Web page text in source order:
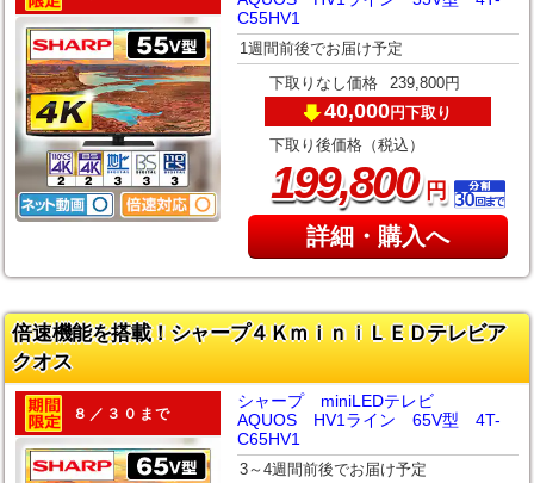
C55HV1
1週間前後でお届け予定
下取りなし価格 239,800円
40,000円下取り
下取り後価格（税込）
199,800円
詳細・購入へ
倍速機能を搭載！シャープ４ＫｍｉｎｉＬＥＤテレビア
クオス
８／３０まで
シャープ miniLEDテレビ
AQUOS HV1ライン 65V型 4T-
C65HV1
3～4週間前後でお届け予定